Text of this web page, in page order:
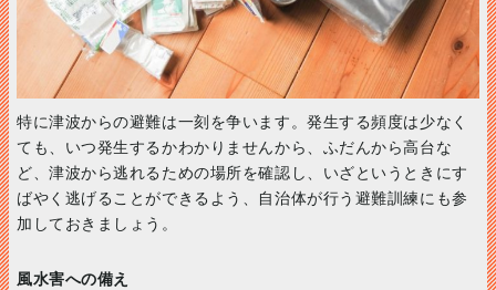
特に津波からの避難は一刻を争います。発生する頻度は少なく
ても、いつ発生するかわかりませんから、ふだんから高台な
ど、津波から逃れるための場所を確認し、いざというときにす
ばやく逃げることができるよう、自治体が行う避難訓練にも参
加しておきましょう。
風水害への備え